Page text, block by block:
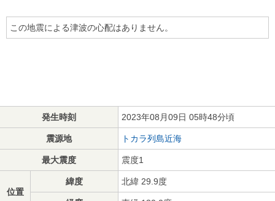
この地震による津波の心配はありません。
発生時刻 2023年08月09日 05時48分頃
震源地 トカラ列島近海
最大震度 震度1
位置
緯度 北緯 29.9度